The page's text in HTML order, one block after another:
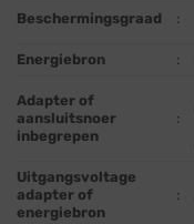
Beschermingsgraad :
Energiebron
:
Adapter of
aansluitsnoer
inbegrepen
:
Uitgangsvoltage
adapter of
energiebron
: